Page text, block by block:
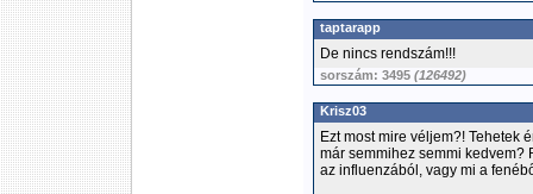
taptarapp
De nincs rendszám!!!
sorszám: 3495 (126492)
Krisz03
Ezt most mire véljem?! Tehetek
már semmihez semmi kedvem?
az influenzából, vagy mi a